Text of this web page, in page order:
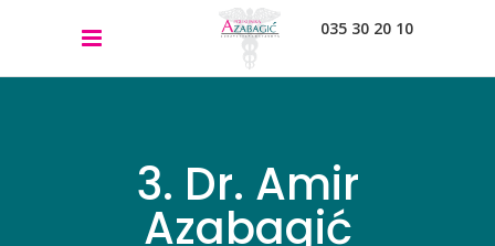
035 30 20 10
3. Dr. Amir
Azabagić